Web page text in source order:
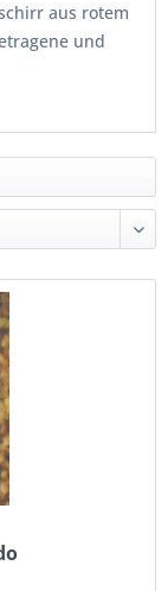
aus rotem
und